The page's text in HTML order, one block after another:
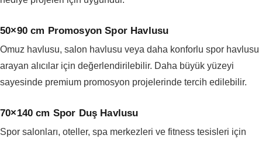
50×90 cm Promosyon Spor Havlusu
Omuz havlusu, salon havlusu veya daha konforlu spor havlusu
arayan alıcılar için değerlendirilebilir. Daha büyük yüzeyi
sayesinde premium promosyon projelerinde tercih edilebilir.
70×140 cm Spor Duş Havlusu
Spor salonları, oteller, spa merkezleri ve fitness tesisleri için